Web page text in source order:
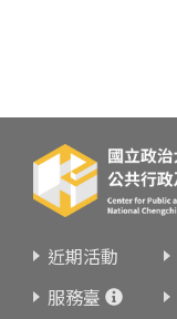
近期活動
服務臺